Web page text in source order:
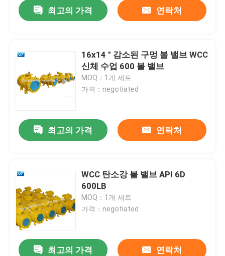
최고의 가격 연락처
16x14 " 감소된 구멍 볼 밸브 WCC
신체 수업 600 볼 밸브
MOQ：1개 세트
가격：negotiated
최고의 가격 연락처
WCC 탄소강 볼 밸브 API 6D
600LB
MOQ：1개 세트
가격：negotiated
최고의 가격 연락처